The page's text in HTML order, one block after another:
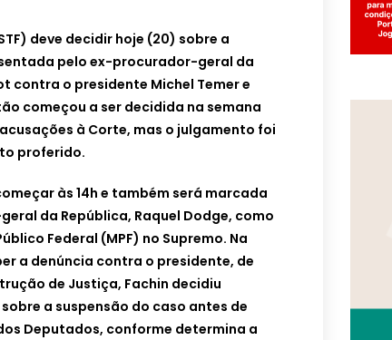
deve decidir hoje (20) sobre a
pelo ex-procurador-geral da
contra o presidente Michel Temer e
começou a ser decidida na semana
à Corte, mas o julgamento foi
proferido.
às 14h e também será marcada
da República, Raquel Dodge, como
Federal (MPF) no Supremo. Na
a denúncia contra o presidente, de
de Justiça, Fachin decidiu
a suspensão do caso antes de
Deputados, conforme determina a